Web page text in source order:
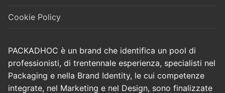
Cookie Policy
PACKADHOC è un brand che identifica un pool di
professionisti, di trentennale esperienza, specialisti nel
Packaging e nella Brand Identity, le cui competenze
integrate, nel Marketing e nel Design, sono finalizzate